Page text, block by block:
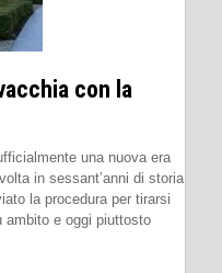
con la
una nuova era
in sessant’anni di storia
la procedura per tirarsi
ambito e oggi piuttosto